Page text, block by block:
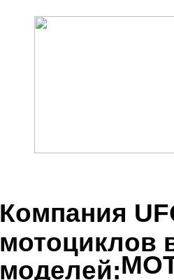
Компания
мотоциклов
моделей: